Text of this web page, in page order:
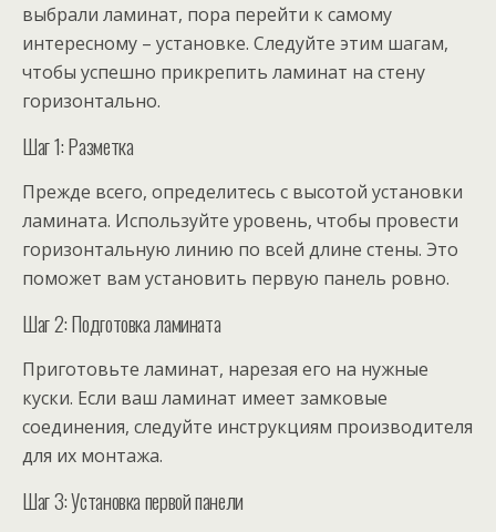
выбрали ламинат, пора перейти к самому
интересному – установке. Следуйте этим шагам,
чтобы успешно прикрепить ламинат на стену
горизонтально.
Шаг 1: Разметка
Прежде всего, определитесь с высотой установки
ламината. Используйте уровень, чтобы провести
горизонтальную линию по всей длине стены. Это
поможет вам установить первую панель ровно.
Шаг 2: Подготовка ламината
Приготовьте ламинат, нарезая его на нужные
куски. Если ваш ламинат имеет замковые
соединения, следуйте инструкциям производителя
для их монтажа.
Шаг 3: Установка первой панели